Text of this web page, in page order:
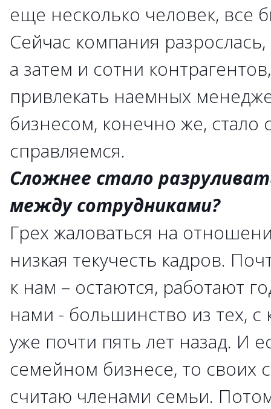
еще несколько человек, все
Сейчас компания
а затем и сотни
привлекать наемных
бизнесом, конечно же,
справляемся.
Сложнее стало
между сотрудниками?
Грех жаловаться на
низкая текучесть кадров.
к нам – остаются, работают
нами - большинство из тех,
уже почти пять лет назад. И
семейном бизнесе, то своих
считаю членами семьи.